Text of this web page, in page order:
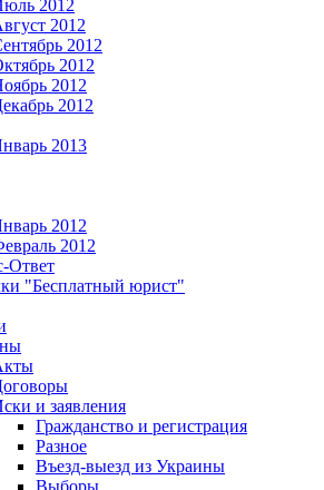
2012
2012
2012
2012
2012
2012
2013
2012
2012
Ответ
"Бесплатный юрист"
и заявления
Гражданство и регистрация
Разное
Въезд-выезд из Украины
Выборы